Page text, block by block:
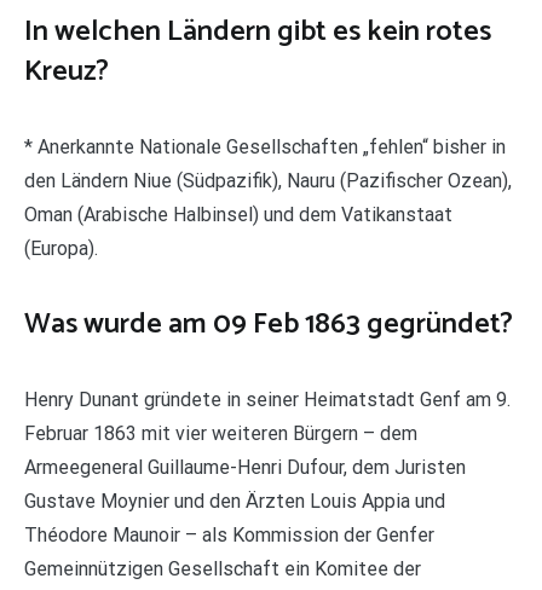
In welchen Ländern gibt es kein rotes
Kreuz?
* Anerkannte Nationale Gesellschaften „fehlen“ bisher in
den Ländern Niue (Südpazifik), Nauru (Pazifischer Ozean),
Oman (Arabische Halbinsel) und dem Vatikanstaat
(Europa).
Was wurde am 09 Feb 1863 gegründet?
Henry Dunant gründete in seiner Heimatstadt Genf am 9.
Februar 1863 mit vier weiteren Bürgern – dem
Armeegeneral Guillaume-Henri Dufour, dem Juristen
Gustave Moynier und den Ärzten Louis Appia und
Théodore Maunoir – als Kommission der Genfer
Gemeinnützigen Gesellschaft ein Komitee der